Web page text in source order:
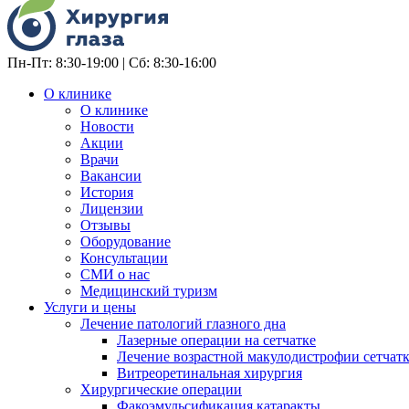
Пн-Пт: 8:30-19:00 | Сб: 8:30-16:00
О клинике
О клинике
Новости
Акции
Врачи
Вакансии
История
Лицензии
Отзывы
Оборудование
Консультации
СМИ о нас
Медицинский туризм
Услуги и цены
Лечение патологий глазного дна
Лазерные операции на сетчатке
Лечение возрастной макулодистрофии
Витреоретинальная хирургия
Хирургические операции
Факоэмульсификация катаракты